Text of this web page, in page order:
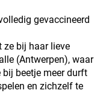
gevaccineerd
ze bij haar lieve
(Antwerpen), waar
bij beetje meer durft
en zichzelf te